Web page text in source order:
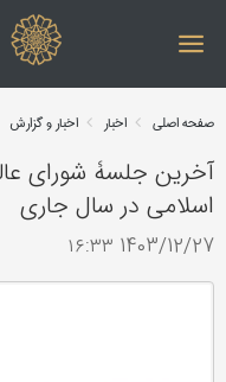
صفحه اصلی اخبار اخبار و گزارش
آخرین جلسۀ شورای
اسلامی در سال جاری
1403/12/27 ۱۶:۳۳